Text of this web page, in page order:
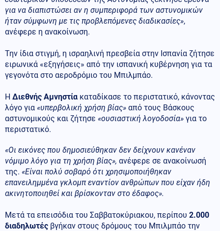
για να διαπιστώσει αν η συμπεριφορά των αστυνομικών
ήταν σύμφωνη με τις προβλεπόμενες διαδικασίες»,
ανέφερε η ανακοίνωση.
Την ίδια στιγμή, η ισραηλινή πρεσβεία στην Ισπανία ζήτησε
ειρωνικά «εξηγήσεις» από την ισπανική κυβέρνηση για τα
γεγονότα στο αεροδρόμιο του Μπιλμπάο.
Η Διεθνής Αμνηστία καταδίκασε το περιστατικό, κάνοντας
λόγο για «υπερβολική χρήση βίας» από τους Βάσκους
αστυνομικούς και ζήτησε «ουσιαστική λογοδοσία» για το
περιστατικό.
«Οι εικόνες που δημοσιεύθηκαν δεν δείχνουν κανέναν
νόμιμο λόγο για τη χρήση βίας», ανέφερε σε ανακοίνωσή
της. «Είναι πολύ σοβαρό ότι χρησιμοποιήθηκαν
επανειλημμένα γκλομπ εναντίον ανθρώπων που είχαν ήδη
ακινητοποιηθεί και βρίσκονταν στο έδαφος».
Μετά τα επεισόδια του Σαββατοκύριακου, περίπου 2.000
διαδηλωτές βγήκαν στους δρόμους του Μπιλμπάο την